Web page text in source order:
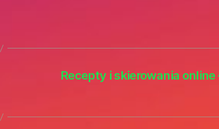
Recepty i skierowania